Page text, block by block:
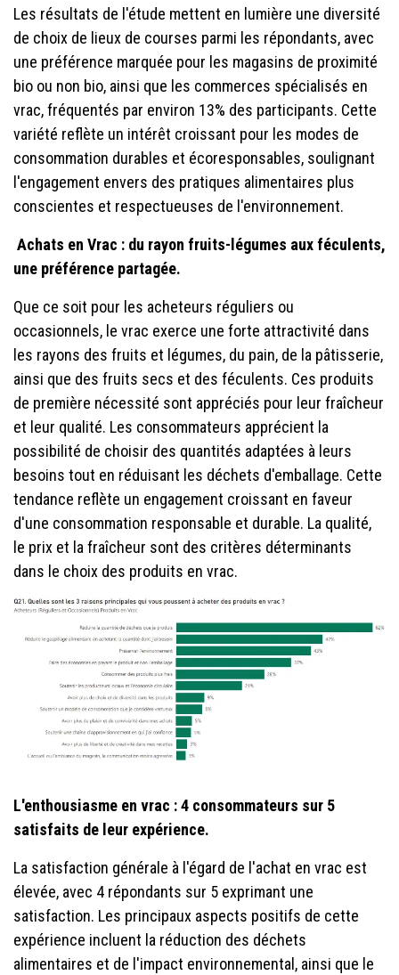
Les résultats de l'étude mettent en lumière une diversité
de choix de lieux de courses parmi les répondants, avec
une préférence marquée pour les magasins de proximité
bio ou non bio, ainsi que les commerces spécialisés en
vrac, fréquentés par environ 13% des participants. Cette
variété reflète un intérêt croissant pour les modes de
consommation durables et écoresponsables, soulignant
l'engagement envers des pratiques alimentaires plus
conscientes et respectueuses de l'environnement.
Achats en Vrac : du rayon fruits-légumes aux féculents,
une préférence partagée.
Que ce soit pour les acheteurs réguliers ou
occasionnels, le vrac exerce une forte attractivité dans
les rayons des fruits et légumes, du pain, de la pâtisserie,
ainsi que des fruits secs et des féculents. Ces produits
de première nécessité sont appréciés pour leur fraîcheur
et leur qualité. Les consommateurs apprécient la
possibilité de choisir des quantités adaptées à leurs
besoins tout en réduisant les déchets d'emballage. Cette
tendance reflète un engagement croissant en faveur
d'une consommation responsable et durable. La qualité,
le prix et la fraîcheur sont des critères déterminants
dans le choix des produits en vrac.
L'enthousiasme en vrac : 4 consommateurs sur 5
satisfaits de leur expérience.
La satisfaction générale à l'égard de l'achat en vrac est
élevée, avec 4 répondants sur 5 exprimant une
satisfaction. Les principaux aspects positifs de cette
expérience incluent la réduction des déchets
alimentaires et de l'impact environnemental, ainsi que le